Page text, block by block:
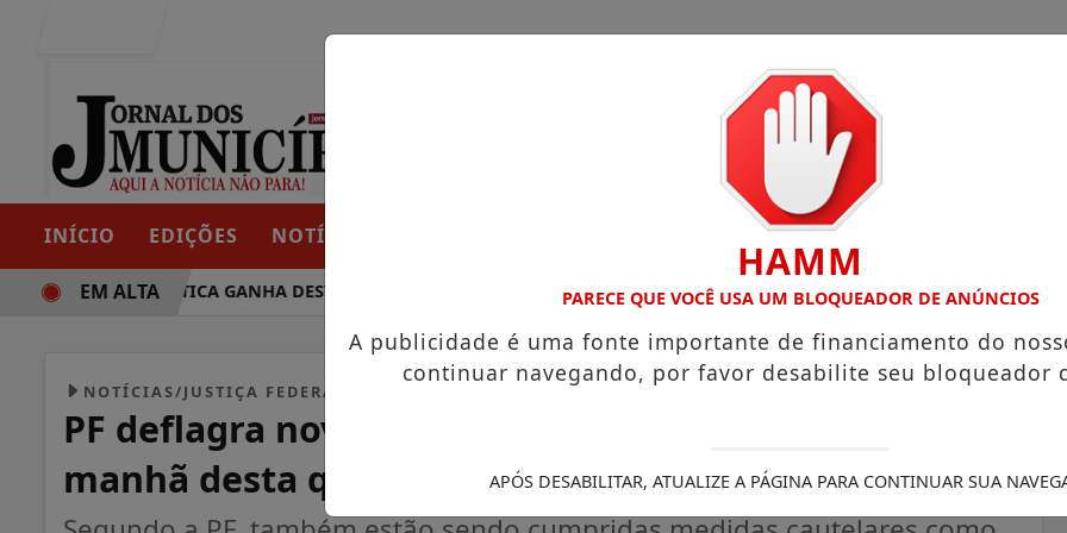
INÍCIO EDIÇÕES NOTÍCIAS
POLÍTICA GANHA DESTAQUE EM PORTO GRANDE COM ATUAÇÃO VOLTADA AO MUNICÍPIO RECEITA FEDERAL
EM ALTA
NOTÍCIAS/JUSTIÇA FEDERAL
PF deflagra nova fase da Operação Compliance na
manhã desta quinta
HAMM
PARECE QUE VOCÊ USA UM BLOQUEADOR DE ANÚNCIOS
A publicidade é uma fonte importante de financiamento do
continuar navegando, por favor desabilite seu bloqueador
APÓS DESABILITAR, ATUALIZE A PÁGINA PARA CONTINUAR SUA